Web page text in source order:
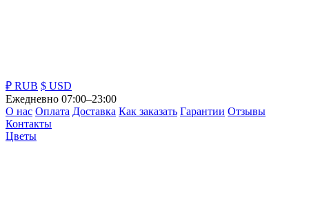
₽ RUB $ USD
Ежедневно 07:00–23:00
О нас Оплата Доставка Как заказать Гарантии Отзывы
Контакты
Цветы